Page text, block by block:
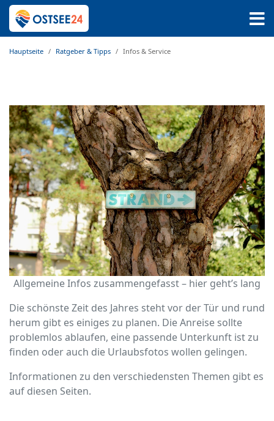
Hauptseite Ratgeber & Tipps Infos & Service
Allgemeine Infos zusammengefasst – hier geht’s lang
Die schönste Zeit des Jahres steht vor der Tür und rund
herum gibt es einiges zu planen. Die Anreise sollte
problemlos ablaufen, eine passende Unterkunft ist zu
finden oder auch die Urlaubsfotos wollen gelingen.
Informationen zu den verschiedensten Themen gibt es
auf diesen Seiten.